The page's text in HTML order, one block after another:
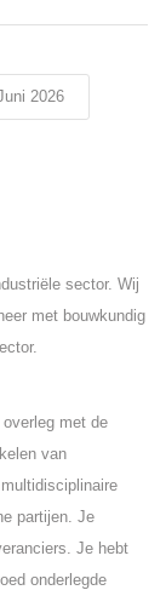
2026
sector. Wij
met bouwkundig
met de
van
partijen. Je
Je hebt
onderlegde